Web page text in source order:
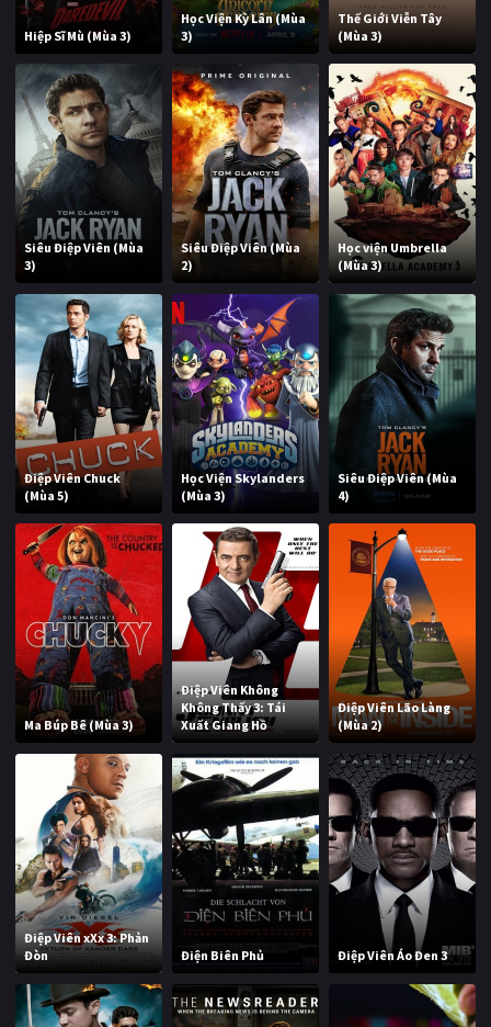
Hiệp Sĩ Mù (Mùa 3)
Học Viện Kỳ Lân (Mùa
3)
Thế Giới Viễn Tây
(Mùa 3)
Siêu Điệp Viên (Mùa
3)
Siêu Điệp Viên (Mùa
2)
Học viện Umbrella
(Mùa 3)
Điệp Viên Chuck
(Mùa 5)
Học Viện Skylanders
(Mùa 3)
Siêu Điệp Viên (Mùa
4)
Ma Búp Bê (Mùa 3)
Điệp Viên Không
Không Thấy 3: Tái
Xuất Giang Hồ
Điệp Viên Lão Làng
(Mùa 2)
Điệp Viên xXx 3: Phản
Đòn
Điện Biên Phủ Điệp Viên Áo Đen 3